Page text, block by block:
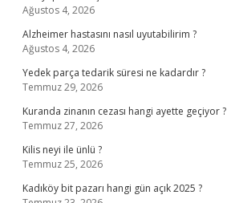
Ağustos 4, 2026
Alzheimer hastasını nasıl uyutabilirim ?
Ağustos 4, 2026
Yedek parça tedarik süresi ne kadardır ?
Temmuz 29, 2026
Kuranda zinanın cezası hangi ayette geçiyor ?
Temmuz 27, 2026
Kilis neyi ile ünlü ?
Temmuz 25, 2026
Kadıköy bit pazarı hangi gün açık 2025 ?